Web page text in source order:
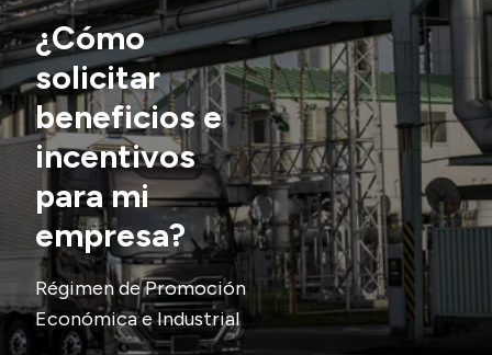
Consultas
Transparencia
Presupuesto
Boletín Oficial
Compras y licitaciones
Consulta de expedientes
Consulta de pago a proveedores
Convocatorias
¿Cómo
solicitar
beneficios e
incentivos
para mi
empresa?
Régimen de Promoción
Económica e Industrial